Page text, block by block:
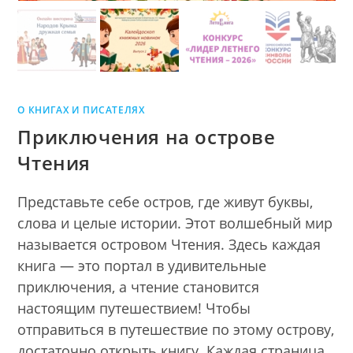
О КНИГАХ И ПИСАТЕЛЯХ
Приключения на острове
Чтения
Представьте себе остров, где живут буквы,
слова и целые истории. Этот волшебный мир
называется островом Чтения. Здесь каждая
книга — это портал в удивительные
приключения, а чтение становится
настоящим путешествием! Чтобы
отправиться в путешествие по этому острову,